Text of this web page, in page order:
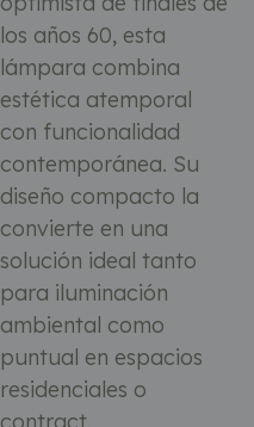
los años 60, esta
lámpara combina
estética atemporal
con funcionalidad
contemporánea. Su
diseño compacto la
convierte en una
solución ideal tanto
para iluminación
ambiental como
puntual en espacios
residenciales o